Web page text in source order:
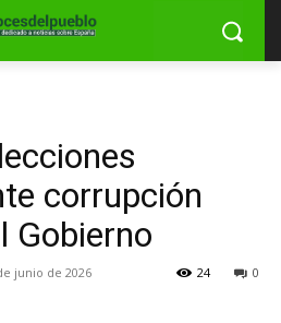
corrupción
Gobierno
junio de 2026 0
24